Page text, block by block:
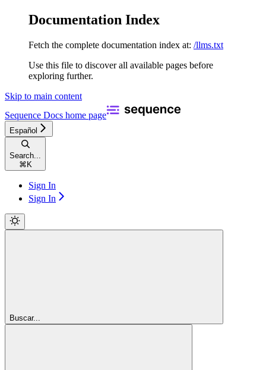
Documentation Index
Fetch the complete documentation index at: /llms.txt
Use this file to discover all available pages before
exploring further.
Skip to main content
Sequence Docs home page
Español
Search...
⌘ K
Sign In
Sign In
Buscar...